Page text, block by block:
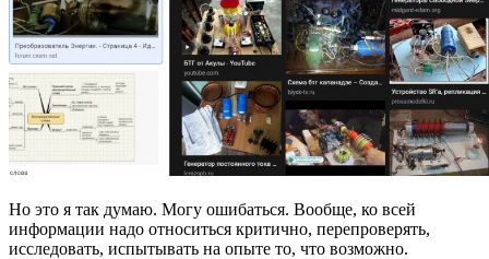
Но это я так думаю. Могу ошибаться. Вообще, ко всей
информации надо относиться критично, перепроверять,
исследовать, испытывать на опыте то, что возможно.